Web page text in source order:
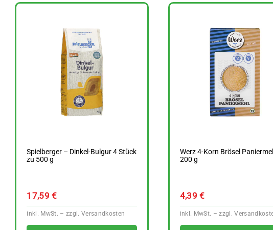
Spielberger – Dinkel-Bulgur 4 Stück
zu 500 g
17,59€
Werz 4-Korn Brösel
200 g
4,39€